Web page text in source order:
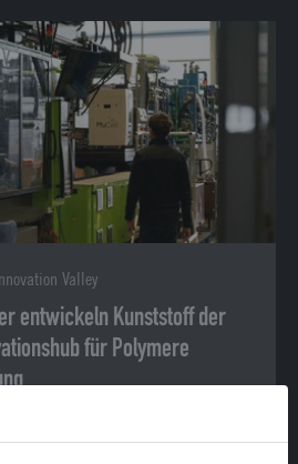
Valley
entwickeln Kunststoff der
für Polymere
Kunststoffe, welche zum